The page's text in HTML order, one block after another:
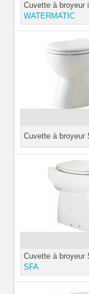
Cuvette à broyeur
WATERMATIC
Cuvette à broyeur
Cuvette à broyeur
SFA